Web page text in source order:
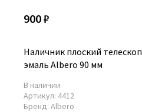
900 ₽
Наличник плоский телескоп
эмаль Albero 90 мм
В наличии
Артикул: 4412
Бренд: Albero